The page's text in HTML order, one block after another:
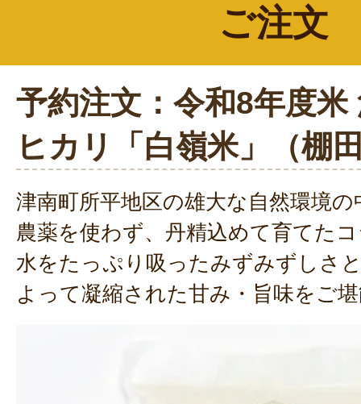
ご注文
予約注文：令和8年度米
ヒカリ「白嶺米」（棚
津南町所平地区の雄大な自然環境
農薬を使わず、丹精込めて育てた
水をたっぷり吸ったみずみずしさ
よって凝縮された甘み・旨味をご